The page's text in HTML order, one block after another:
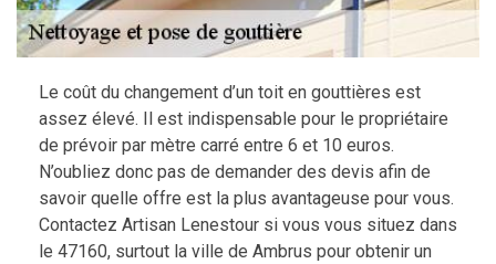
Le coût du changement d’un toit en gouttières est
assez élevé. Il est indispensable pour le propriétaire
de prévoir par mètre carré entre 6 et 10 euros.
N’oubliez donc pas de demander des devis afin de
savoir quelle offre est la plus avantageuse pour vous.
Contactez Artisan Lenestour si vous vous situez dans
le 47160, surtout la ville de Ambrus pour obtenir un